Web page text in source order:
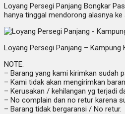
Loyang Persegi Panjang Bongkar
hanya tinggal mendorong alasnya ke
Loyang Persegi Panjang – Kampung
NOTE:
– Barang yang kami kirimkan sudah
– Kami tidak akan mengirimkan
– Kerusakan / kehilangan yg terjadi
– No complain dan no retur karena
– Barang tidak bergaransi / No retur.